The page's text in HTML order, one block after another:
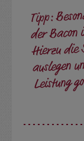
Tipp:
der Bacon
Hierzu die
auslegen
Leistung